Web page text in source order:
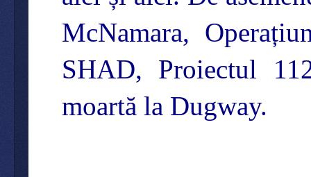
McNamara,
SHAD, Proiectul
moartă la Dugway.